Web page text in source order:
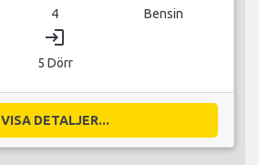
4 Bensin
login
5 Dörr
VISA DETALJER...